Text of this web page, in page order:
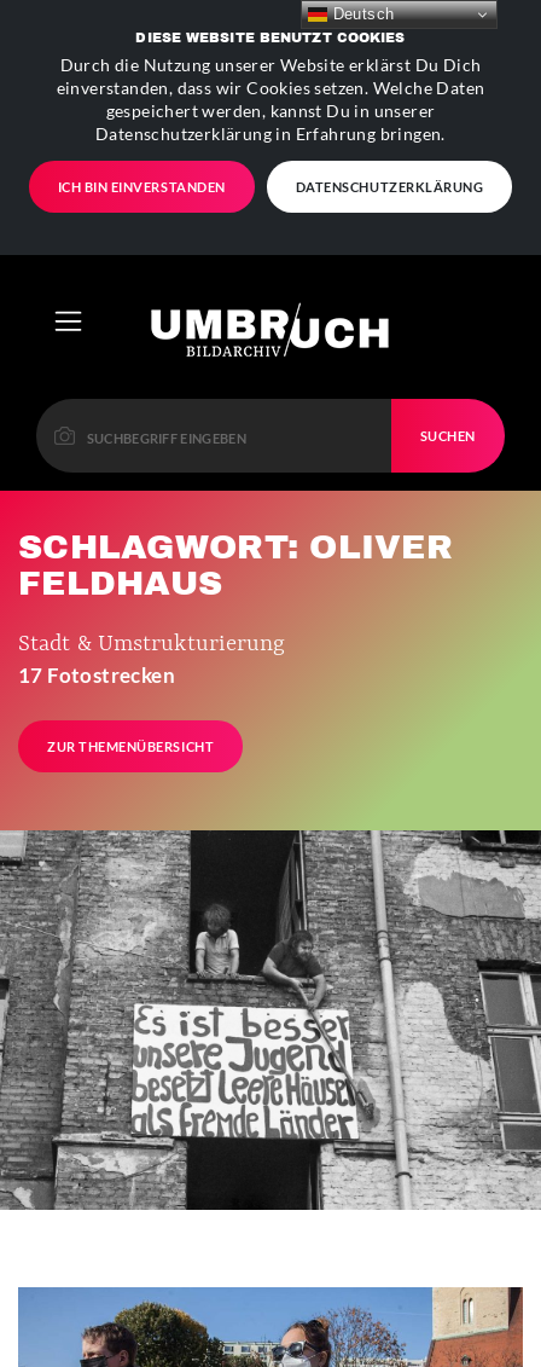
DIESE WEBSITE BENUTZT COOKIES
Durch die Nutzung unserer Website erklärst Du Dich
einverstanden, dass wir Cookies setzen. Welche Daten
gespeichert werden, kannst Du in unserer
Datenschutzerklärung in Erfahrung bringen.
ICH BIN EINVERSTANDEN DATENSCHUTZERKLÄRUNG
SUCHEN
SCHLAGWORT: OLIVER
FELDHAUS
Stadt & Umstrukturierung
17 Fotostrecken
ZUR THEMENÜBERSICHT
Deutsch